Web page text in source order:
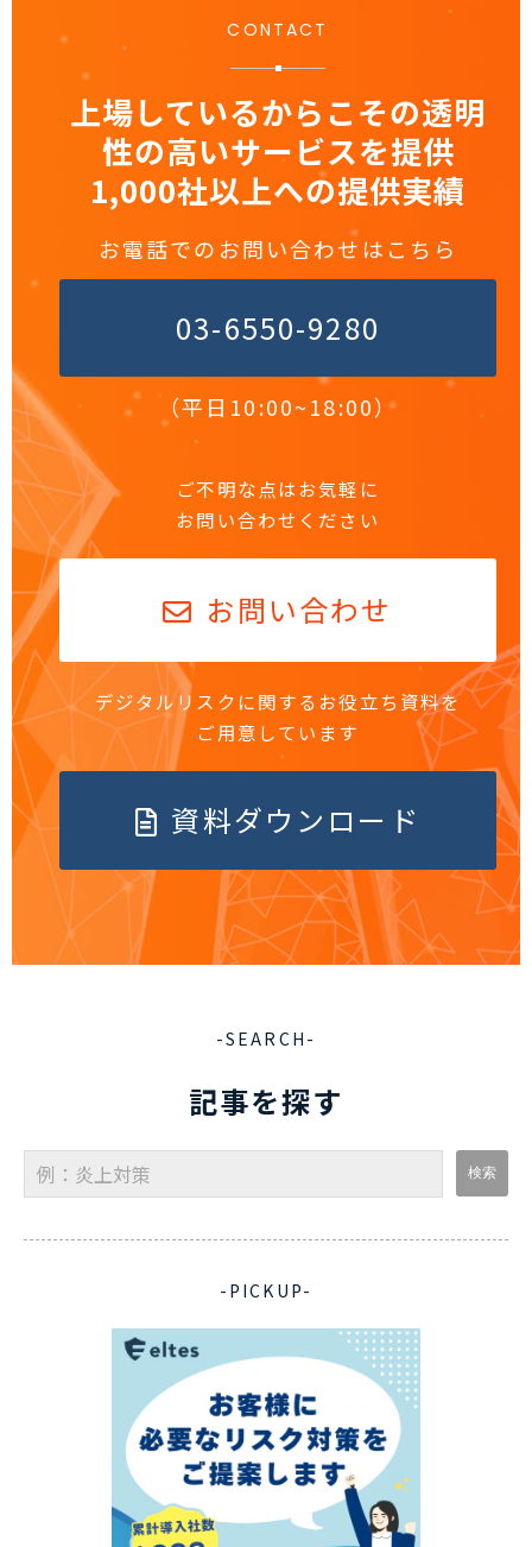
CONTACT
上場しているからこその透明
性の高いサービスを提供
1,000社以上への提供実績
お電話でのお問い合わせはこちら
03-6550-9280
（平日10:00~18:00）
ご不明な点はお気軽に
お問い合わせください
お問い合わせ
デジタルリスクに関するお役立ち資料を
ご用意しています
資料ダウンロード
-SEARCH-
記事を探す
-PICKUP-